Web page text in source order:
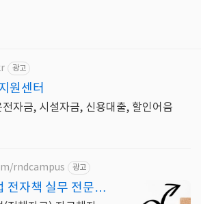
광고
원센터
자금, 시설자금, 신용대출, 할인어음
rndcampus 광고
전자책 실무 전문가